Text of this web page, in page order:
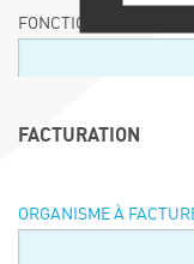
FONCTION
FACTURATION
ORGANISME À